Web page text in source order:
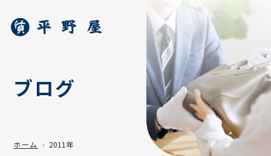
ブログ
ホーム 2011年